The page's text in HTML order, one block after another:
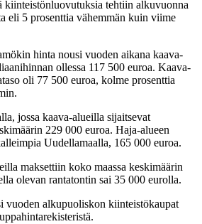
kiinteistönluovutuksia tehtiin alkuvuonna
eli 5 prosenttia vähemmän kuin viime
hinta nousi vuoden aikana kaava-
ollessa 117 500 euroa. Kaava-
oli 77 500 euroa, kolme prosenttia
jossa kaava-alueilla sijaitsevat
229 000 euroa. Haja-alueen
Uudellamaalla, 165 000 euroa.
maksettiin koko maassa keskimäärin
olevan rantatontin sai 35 000 eurolla.
vuoden alkupuoliskon kiinteistökaupat